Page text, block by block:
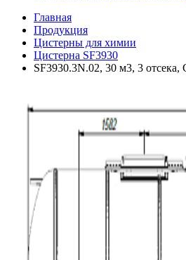
Главная
Продукция
Цистерны для химии
Цистерна SF3930
SF3930.3N.02, 30 м3, 3